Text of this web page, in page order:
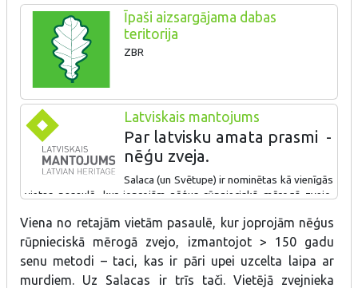
Īpaši aizsargājama dabas
teritorija
ZBR
Latviskais mantojums
Par latvisku amata prasmi -
nēģu zveja.
Salaca (un Svētupe) ir nominētas kā vienīgās
vietas pasaulē, kur joprojām nēģus rūpnieciskā mērogā zvejo,
ar murdiem, kopā – 3 tači). Vietējā zvejnieka pavadībā var
izstaigāt taci, apskatīt zvejas procesu un nobaudīt uz vietas
ceptus nēģus.
Viena no retajām vietām pasaulē, kur joprojām nēģus
rūpnieciskā mērogā zvejo, izmantojot > 150 gadu
senu metodi – taci, kas ir pāri upei uzcelta laipa ar
murdiem. Uz Salacas ir trīs tači. Vietējā zvejnieka